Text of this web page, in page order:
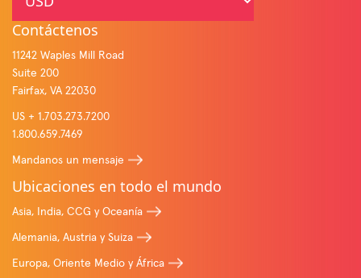
Contáctenos
11242 Waples Mill Road
Suite 200
Fairfax, VA 22030
US + 1.703.273.7200
1.800.659.7469
Mandanos un mensaje
Ubicaciones en todo el mundo
Asia, India, CCG y Oceanía
Alemania, Austria y Suiza
Europa, Oriente Medio y África